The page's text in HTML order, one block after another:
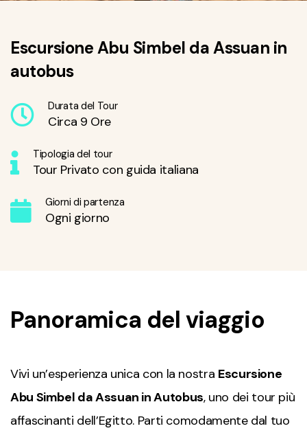
Escursione Abu Simbel da Assuan in
autobus
Durata del Tour
Circa 9 Ore
Tipologia del tour
Tour Privato con guida italiana
Giorni di partenza
Ogni giorno
Panoramica del viaggio
Vivi un’esperienza unica con la nostra Escursione
Abu Simbel da Assuan in Autobus, uno dei tour più
affascinanti dell’Egitto. Parti comodamente dal tuo